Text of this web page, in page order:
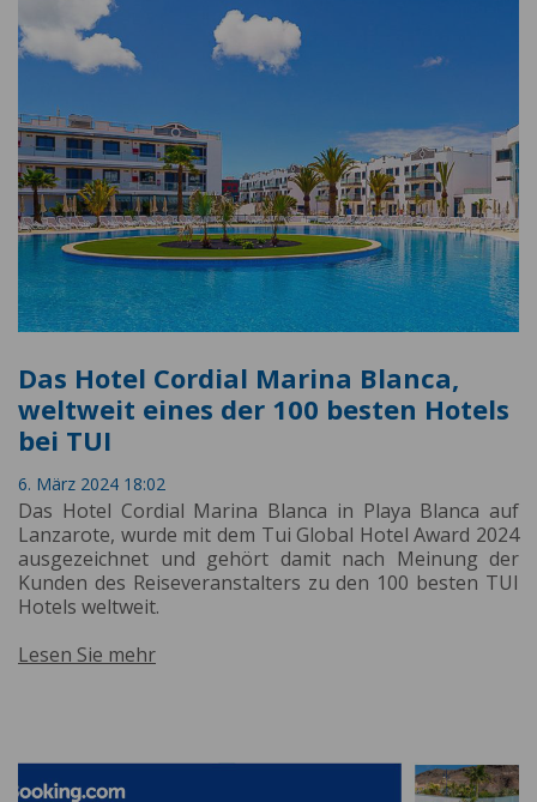
Das Hotel Cordial Marina Blanca,
weltweit eines der 100 besten Hotels
bei TUI
6. März 2024 18:02
Das Hotel Cordial Marina Blanca in Playa Blanca auf
Lanzarote, wurde mit dem Tui Global Hotel Award 2024
ausgezeichnet und gehört damit nach Meinung der
Kunden des Reiseveranstalters zu den 100 besten TUI
Hotels weltweit.
Lesen Sie mehr